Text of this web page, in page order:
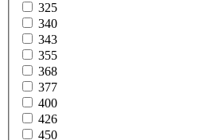
325
340
343
355
368
377
400
426
450